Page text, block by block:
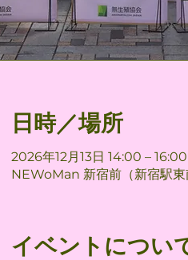
日時／場所
2026年12月13日 14:00 –
NEWoMan 新宿前（新宿駅
イベントについ